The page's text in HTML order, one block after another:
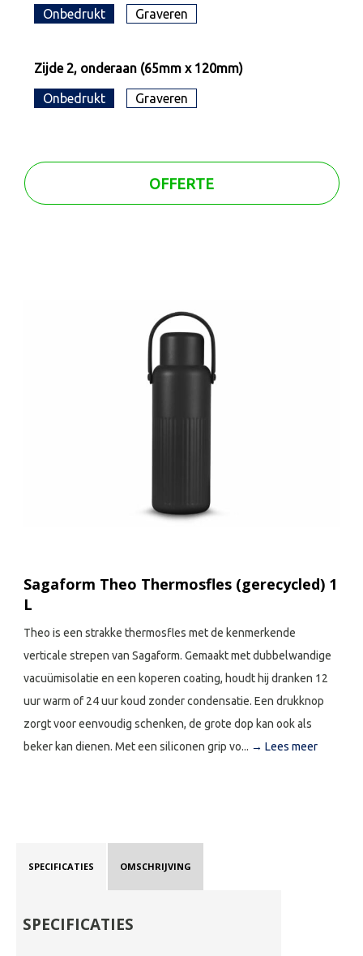
Onbedrukt Graveren
Zijde 2, onderaan (65mm x 120mm)
Onbedrukt Graveren
OFFERTE
Sagaform Theo Thermosfles (gerecycled) 1
L
Theo is een strakke thermosfles met de kenmerkende
verticale strepen van Sagaform. Gemaakt met dubbelwandige
vacuümisolatie en een koperen coating, houdt hij dranken 12
uur warm of 24 uur koud zonder condensatie. Een drukknop
zorgt voor eenvoudig schenken, de grote dop kan ook als
beker kan dienen. Met een siliconen grip vo... → Lees meer
SPECIFICATIES OMSCHRIJVING
SPECIFICATIES